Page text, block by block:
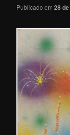
Publicado em28